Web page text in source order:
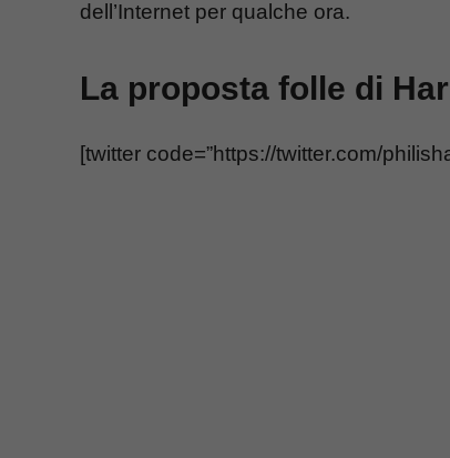
dell’Internet per qualche ora.
La proposta folle di
[twitter code=”https://twitter.com/